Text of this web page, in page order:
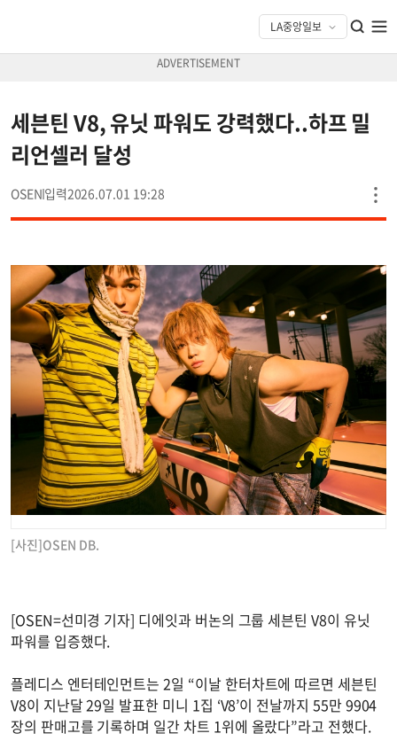
세븐틴 V8, 유닛 파워도 강력했다..하프 밀
리언셀러 달성
OSEN 2026.07.01 19:28
[사진]OSEN DB.
[OSEN=선미경 기자] 디에잇과 버논의 그룹 세븐틴 V8이 유닛
파워를 입증했다.
플레디스 엔터테인먼트는 2일 “이날 한터차트에 따르면 세븐틴
V8이 지난달 29일 발표한 미니 1집 ‘V8’이 전날까지 55만 9904
장의 판매고를 기록하며 일간 차트 1위에 올랐다”라고 전했다.